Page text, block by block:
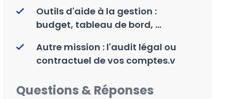
Outils d'aide à la gestion :
budget, tableau de bord, ...
Autre mission : l'audit légal ou
contractuel de vos comptes.v
Questions & Réponses